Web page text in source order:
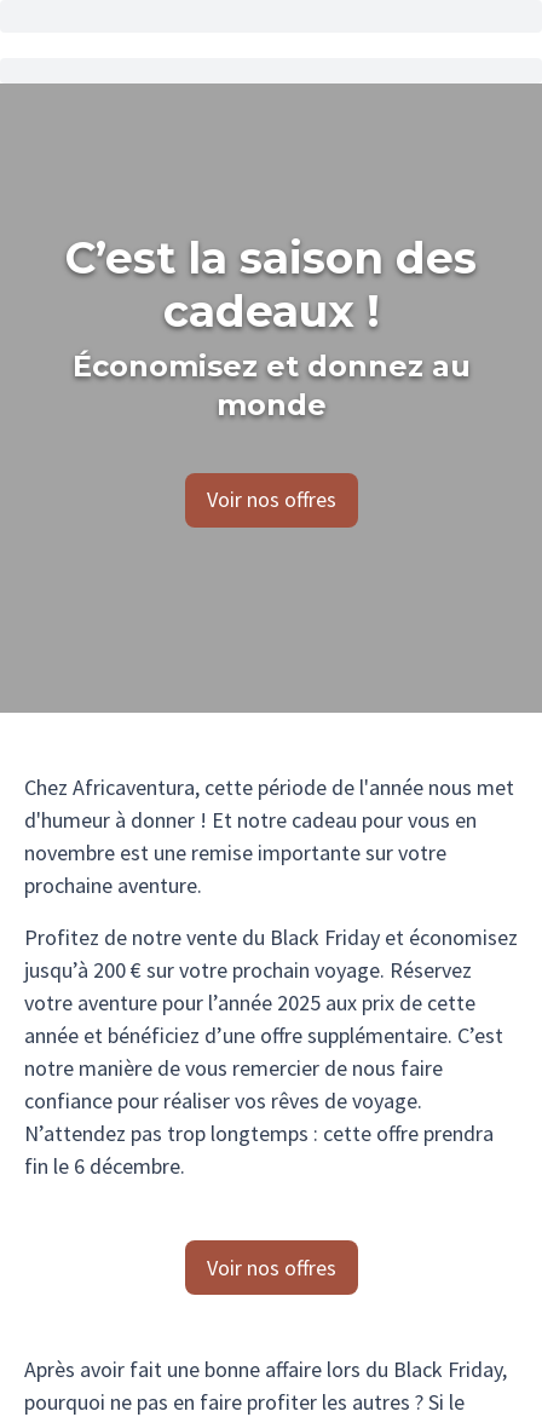
C’est la saison des
cadeaux !
Économisez et donnez au
monde
Voir nos offres
Chez Africaventura, cette période de l'année nous met
d'humeur à donner ! Et notre cadeau pour vous en
novembre est une remise importante sur votre
prochaine aventure.
Profitez de notre vente du Black Friday et économisez
jusqu’à 200 € sur votre prochain voyage. Réservez
votre aventure pour l’année 2025 aux prix de cette
année et bénéficiez d’une offre supplémentaire. C’est
notre manière de vous remercier de nous faire
confiance pour réaliser vos rêves de voyage.
N’attendez pas trop longtemps : cette offre prendra
fin le 6 décembre.
Voir nos offres
Après avoir fait une bonne affaire lors du Black Friday,
pourquoi ne pas en faire profiter les autres ? Si le